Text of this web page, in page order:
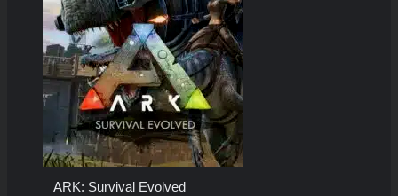
ARK: Survival Evolved